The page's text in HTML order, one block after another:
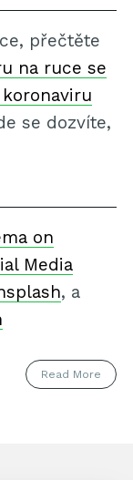
přečtěte
na ruce se
se dozvíte,
on
Media
, a
Read More